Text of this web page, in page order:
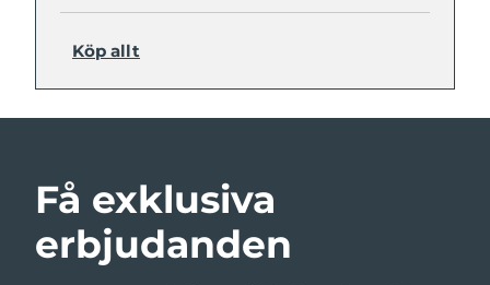
Köp allt
Få exklusiva
erbjudanden